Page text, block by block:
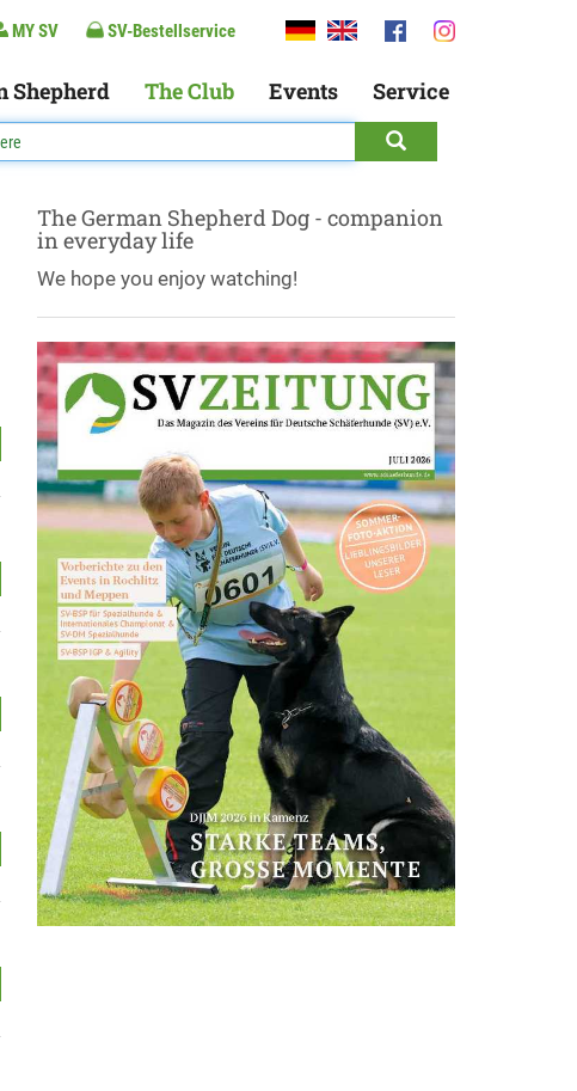
MY SV SV-Bestellservice
Shepherd The Club Events Service
The German Shepherd Dog - companion
in everyday life
We hope you enjoy watching!